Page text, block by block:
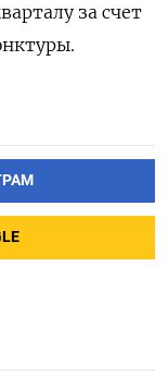
за счет